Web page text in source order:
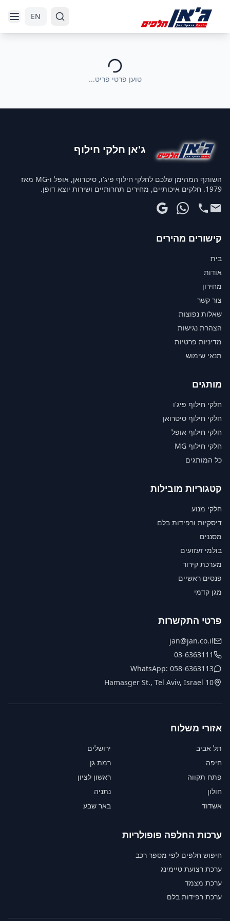
EN
טוען פרטי פריט...
ג'אן חלקי חילוף
השותף המהימן שלכם לחלקי חילוף פיג'ו, סיטרואן, אופל ו-MG מאז
1979. חלקים איכותיים, מחירים תחרותיים ושירות יוצא דופן.
קישורים מהירים
בית
אודות
מחירון
צור קשר
שאלות נפוצות
הצהרת נגישות
מדיניות פרטיות
תנאי שימוש
מותגים
חלקי חילוף פיג'ו
חלקי חילוף סיטרואן
חלקי חילוף אופל
חלקי חילוף MG
כל המותגים
קטגוריות מובילות
חלקי מנוע
דיסקיות ורפידות בלם
מסננים
בולמי זעזועים
מערכת קירור
פנסים ראשיים
מגן קדמי
פרטי התקשרות
jan@jan.co.il
03-6363111
WhatsApp: 058-6363113
10 Hamasger St., Tel Aviv, Israel
אזורי משלוח
תל אביב
ירושלים
חיפה
רמת גן
פתח תקווה
ראשון לציון
חולון
נתניה
אשדוד
באר שבע
ערכות החלפה פופולריות
חיפוש חלפים לפי מספר רכב
ערכת רצועת טיימינג
ערכת מצמד
ערכת רפידות בלם